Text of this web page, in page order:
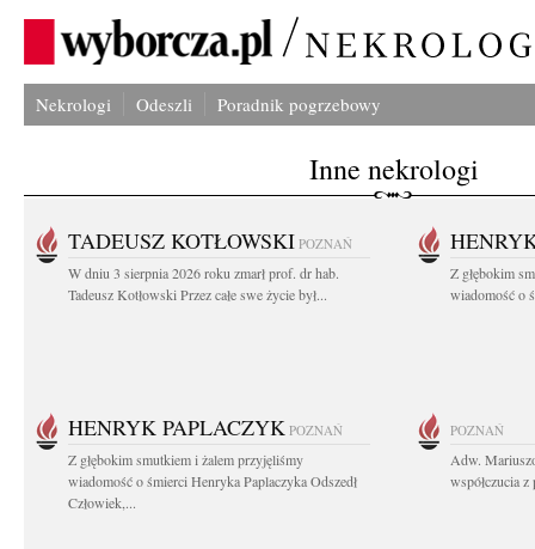
Nekrologi Odeszli Poradnik pogrzebowy
Inne nekrologi
TADEUSZ KOTŁOWSKI POZNAŃ
W dniu 3 sierpnia 2026 roku zmarł prof. dr hab.
Tadeusz Kotłowski Przez całe swe życie był...
Z głębokim
wiadomość o
HENRYK PAPLACZYK POZNAŃ
Z głębokim smutkiem i żalem przyjęliśmy
wiadomość o śmierci Henryka Paplaczyka Odszedł
Człowiek,...
POZNAŃ
Adw.
współczucia